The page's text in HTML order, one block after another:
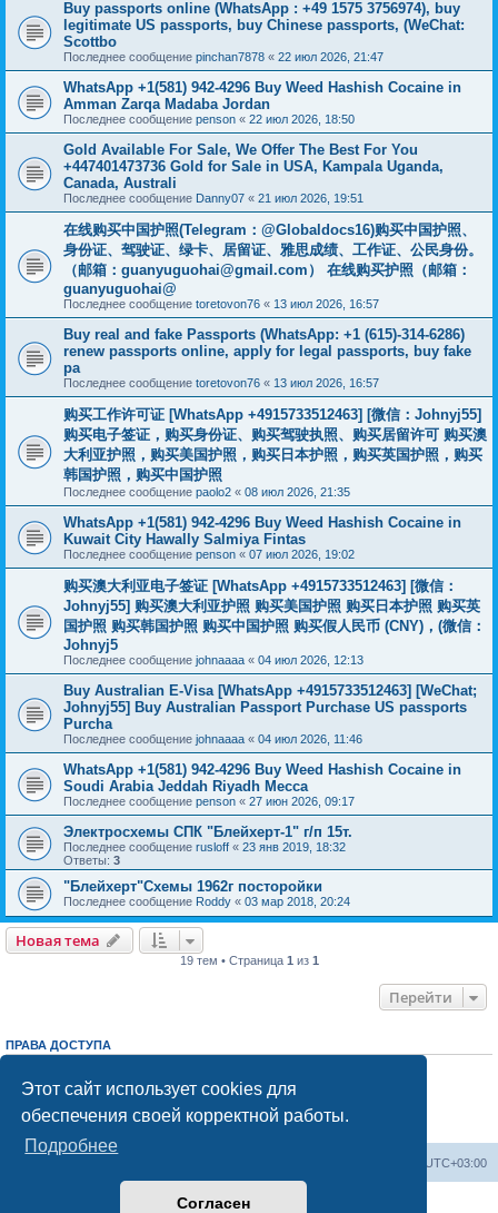
Этот сайт использует cookies для
обеспечения своей корректной работы.
Подробнее
Согласен
Buy passports online (WhatsApp : +49 1575 3756974), buy
legitimate US passports, buy Chinese passports, (WeChat:
Scottbo
Последнее сообщение pinchan7878 « 22 июл 2026, 21:47
WhatsApp +1(581) 942-4296 Buy Weed Hashish Cocaine in
Amman Zarqa Madaba Jordan
Последнее сообщение penson « 22 июл 2026, 18:50
Gold Available For Sale, We Offer The Best For You
+447401473736 Gold for Sale in USA, Kampala Uganda,
Canada, Australi
Последнее сообщение Danny07 « 21 июл 2026, 19:51
在线购买中国护照(Telegram：@Globaldocs16)购买中国护照、
身份证、驾驶证、绿卡、居留证、雅思成绩、工作证、公民身份。
（邮箱： guanyuguohai@gmail.com ） 在线购买护照（邮箱：
guanyuguohai@
Последнее сообщение toretovon76 « 13 июл 2026, 16:57
Buy real and fake Passports (WhatsApp: +1 (615)-314-6286)
renew passports online, apply for legal passports, buy fake
pa
Последнее сообщение toretovon76 « 13 июл 2026, 16:57
购买工作许可证 [WhatsApp +4915733512463] [微信：Johnyj55]
购买电子签证，购买身份证、购买驾驶执照、购买居留许可 购买澳
大利亚护照，购买美国护照，购买日本护照，购买英国护照，购买
韩国护照，购买中国护照
Последнее сообщение paolo2 « 08 июл 2026, 21:35
WhatsApp +1(581) 942-4296 Buy Weed Hashish Cocaine in
Kuwait City Hawally Salmiya Fintas
Последнее сообщение penson « 07 июл 2026, 19:02
购买澳大利亚电子签证 [WhatsApp +4915733512463] [微信：
Johnyj55] 购买澳大利亚护照 购买美国护照 购买日本护照 购买英
国护照 购买韩国护照 购买中国护照 购买假人民币 (CNY)，(微信：
Johnyj5
Последнее сообщение johnaaaa « 04 июл 2026, 12:13
Buy Australian E-Visa [WhatsApp +4915733512463] [WeChat;
Johnyj55] Buy Australian Passport Purchase US passports
Purcha
Последнее сообщение johnaaaa « 04 июл 2026, 11:46
WhatsApp +1(581) 942-4296 Buy Weed Hashish Cocaine in
Soudi Arabia Jeddah Riyadh Mecca
Последнее сообщение penson « 27 июн 2026, 09:17
Электросхемы СПК "Блейхерт-1" г/п 15т.
Последнее сообщение rusloff « 23 янв 2019, 18:32
Ответы: 3
"Блейхерт"Схемы 1962г посторойки
Последнее сообщение Roddy « 03 мар 2018, 20:24
Новая тема
19 тем • Страница 1 из 1
Перейти
ПРАВА ДОСТУПА
Выне можетеотвечать на сообщения
Выне можетередактировать свои сообщения
Выне можетеудалять свои сообщения
добавлять вложения
UTC+03:00
Создано на основеphpBB® Forum Software © phpBB Limited